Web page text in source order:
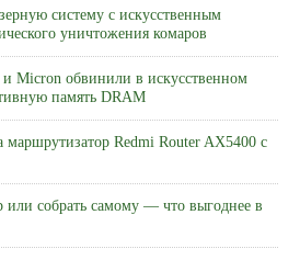
систему с искусственным
уничтожения комаров
Micron обвинили в искусственном
память DRAM
маршрутизатор Redmi Router AX5400 с
или собрать самому — что выгоднее в